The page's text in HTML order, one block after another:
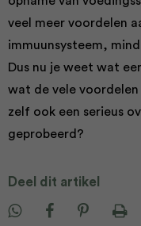
veel meer voordelen
immuunsysteem,
Dus nu je weet wat
wat de vele
zelf ook een serieus
geprobeerd?
Deel dit artikel